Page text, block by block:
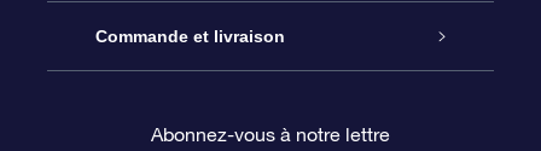
Nous contacter
Coffret cadeau OSR
Registre des étoiles
Commande et livraison
Abonnez-vous à notre lettre